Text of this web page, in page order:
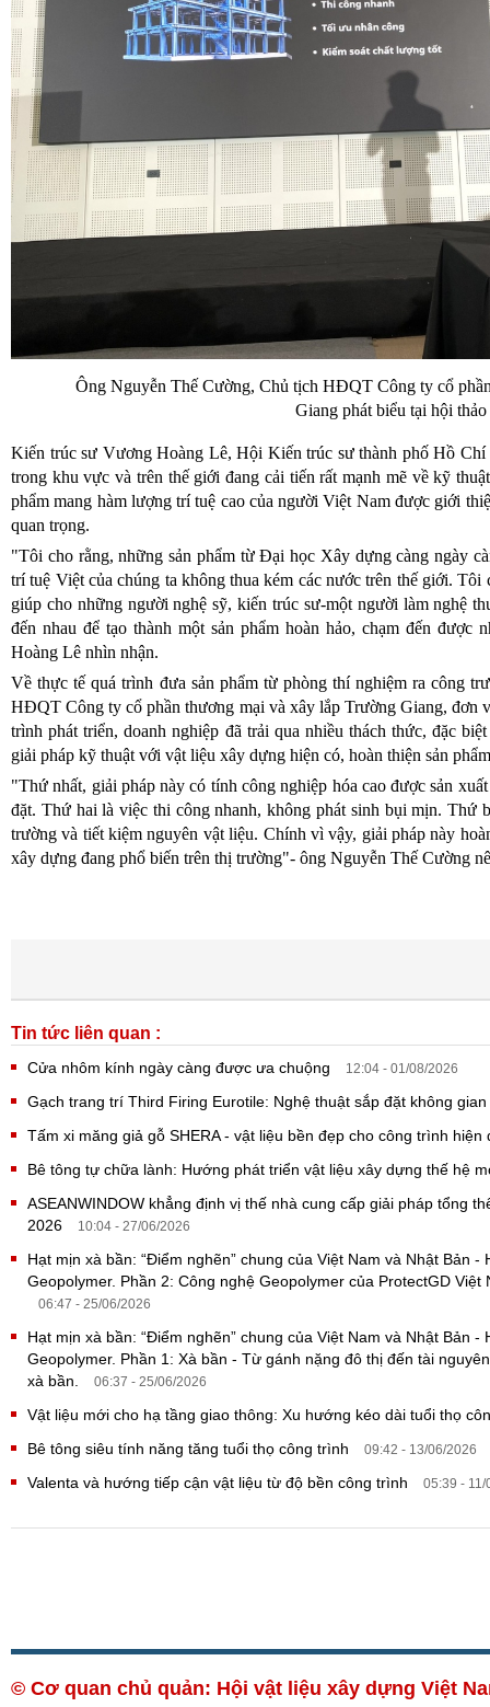
Ông Nguyễn Thế Cường, Chủ tịch HĐQT Công ty cổ
Giang phát biểu tại hội thảo
Kiến trúc sư Vương Hoàng Lê, Hội Kiến trúc sư thành phố Hồ
trong khu vực và trên thế giới đang cải tiến rất mạnh mẽ về kỹ
phẩm mang hàm lượng trí tuệ cao của người Việt Nam được giới
quan trọng.
"Tôi cho rằng, những sản phẩm từ Đại học Xây dựng càng ngày
trí tuệ Việt của chúng ta không thua kém các nước trên thế giới. Tôi
giúp cho những người nghệ sỹ, kiến trúc sư-một người làm nghệ
đến nhau để tạo thành một sản phẩm hoàn hảo, chạm đến
Hoàng Lê nhìn nhận.
Về thực tế quá trình đưa sản phẩm từ phòng thí nghiệm ra công
HĐQT Công ty cổ phần thương mại và xây lắp Trường Giang, đơn
trình phát triển, doanh nghiệp đã trải qua nhiều thách thức, đặc
giải pháp kỹ thuật với vật liệu xây dựng hiện có, hoàn thiện sản
"Thứ nhất, giải pháp này có tính công nghiệp hóa cao được sản
đặt. Thứ hai là việc thi công nhanh, không phát sinh bụi mịn. Thứ
trường và tiết kiệm nguyên vật liệu. Chính vì vậy, giải pháp này
xây dựng đang phổ biến trên thị trường"- ông Nguyễn Thế Cường
Tin tức liên quan :
Cửa nhôm kính ngày càng được ưa chuộng 12:04 - 01/08/2026
Gạch trang trí Third Firing Eurotile: Nghệ thuật sắp đặt không
Tấm xi măng giả gỗ SHERA - vật liệu bền đẹp cho công trình hiện
Bê tông tự chữa lành: Hướng phát triển vật liệu xây dựng thế hệ
ASEANWINDOW khẳng định vị thế nhà cung cấp giải pháp tổng
2026
10:04 - 27/06/2026
Hạt mịn xà bần: “Điểm nghẽn” chung của Việt Nam và Nhật Bản
Geopolymer. Phần 2: Công nghệ Geopolymer của ProtectGD
06:47 - 25/06/2026
Hạt mịn xà bần: “Điểm nghẽn” chung của Việt Nam và Nhật Bản
Geopolymer. Phần 1: Xà bần - Từ gánh nặng đô thị đến tài
xà bần.
06:37 - 25/06/2026
Vật liệu mới cho hạ tầng giao thông: Xu hướng kéo dài tuổi thọ
Bê tông siêu tính năng tăng tuổi thọ công trình
09:42 - 13/06/2026
Valenta và hướng tiếp cận vật liệu từ độ bền công trình 05:39 - 11/
© Cơ quan chủ quản: Hội vật liệu xây dựng Việt